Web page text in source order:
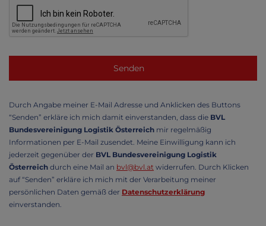
Durch Angabe meiner E-Mail Adresse und Anklicken des Buttons
“Senden” erkläre ich mich damit einverstanden, dass die BVL
Bundesvereinigung Logistik Österreich mir regelmäßig
Informationen per E-Mail zusendet. Meine Einwilligung kann ich
jederzeit gegenüber der BVL Bundesvereinigung Logistik
Österreich durch eine Mail an bvl@bvl.at widerrufen. Durch Klicken
auf “Senden” erkläre ich mich mit der Verarbeitung meiner
persönlichen Daten gemäß der Datenschutzerklärung
einverstanden.